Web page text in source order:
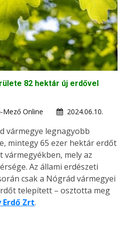
82 hektár új erdővel
Mező Online
2024.06.10.
vármegye legnagyobb
mintegy 65 ezer hektár erdőt
mely az
Az állami erdészeti
csak a Nógrád vármegyei
telepített – osztotta meg
Erdő Zrt.